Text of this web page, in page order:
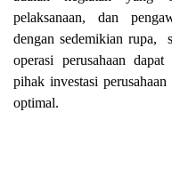
pelaksanaan, dan
dengan sedemikian rupa,
operasi
perusahaan dapat
pihak investasi
optimal.